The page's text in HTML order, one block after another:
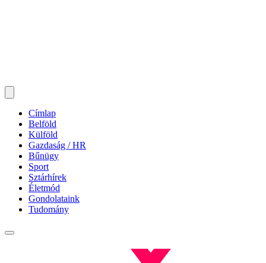
Címlap
Belföld
Külföld
Gazdaság / HR
Bűnügy
Sport
Sztárhírek
Életmód
Gondolataink
Tudomány